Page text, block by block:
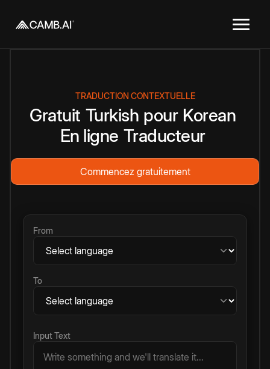
TRADUCTION CONTEXTUELLE
Gratuit Turkish pour Korean
En ligne Traducteur
Commencez gratuitement
From
To
Input Text